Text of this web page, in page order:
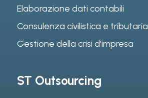
Elaborazione dati contabili
Consulenza civilistica e tributaria
Gestione della crisi d’impresa
ST Outsourcing